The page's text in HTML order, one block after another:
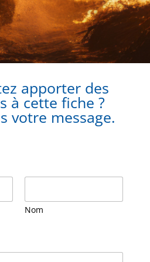
apporter des
à cette fiche ?
votre message.
Nom